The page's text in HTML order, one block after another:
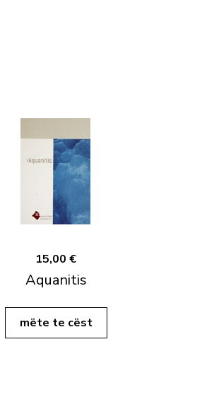
15,00 €
Aquanitis
mëte te cëst